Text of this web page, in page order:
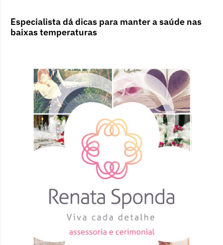
Especialista dá dicas para manter a saúde nas
baixas temperaturas